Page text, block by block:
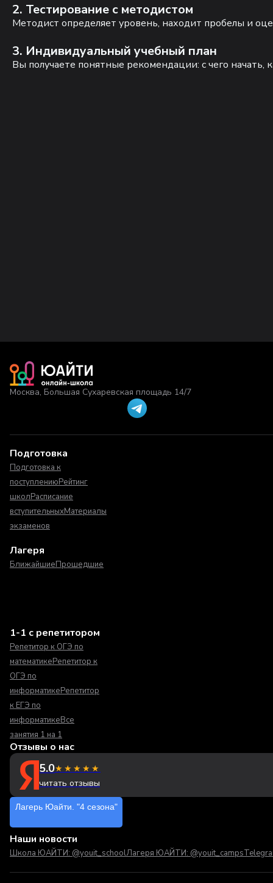
2. Тестирование с методистом
Методист определяет уровень, находит пробелы и
3. Индивидуальный учебный план
Вы получаете понятные рекомендации: с чего начать,
Москва, Большая Сухаревская площадь 14/7
Подготовка
Подготовка к
поступлениюРейтинг
школРасписание
вступительныхМатериалы
экзаменов
Лагеря
БлижайшиеПрошедшие
1-1 с репетитором
Репетитор к ОГЭ по
математикеРепетитор к
ОГЭ по
информатикеРепетитор
к ЕГЭ по
информатикеВсе
занятия 1 на 1
Отзывы о нас
5.0★★★★★
читать отзывы
Лагерь Юайти. "4 сезона"
Наши новости
Школа ЮАЙТИ: @youit_schoolЛагеря ЮАЙТИ: @youit_camps